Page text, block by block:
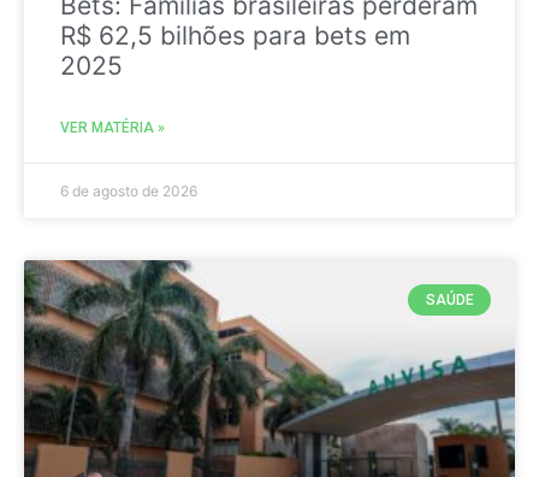
R$ 62,5 bilhões para bets em
2025
VER MATÉRIA »
6 de agosto de 2026
SAÚDE